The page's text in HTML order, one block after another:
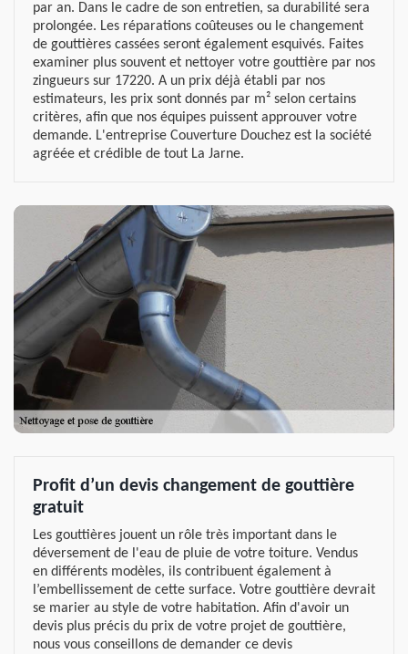
par an. Dans le cadre de son entretien, sa durabilité sera
prolongée. Les réparations coûteuses ou le changement
de gouttières cassées seront également esquivés. Faites
examiner plus souvent et nettoyer votre gouttière par nos
zingueurs sur 17220. A un prix déjà établi par nos
estimateurs, les prix sont donnés par m² selon certains
critères, afin que nos équipes puissent approuver votre
demande. L'entreprise Couverture Douchez est la société
agréée et crédible de tout La Jarne.
Profit d’un devis changement de gouttière
gratuit
Les gouttières jouent un rôle très important dans le
déversement de l'eau de pluie de votre toiture. Vendus
en différents modèles, ils contribuent également à
l’embellissement de cette surface. Votre gouttière devrait
se marier au style de votre habitation. Afin d'avoir un
devis plus précis du prix de votre projet de gouttière,
nous vous conseillons de demander ce devis